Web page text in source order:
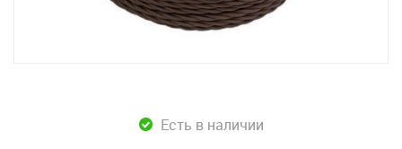
Есть в наличии